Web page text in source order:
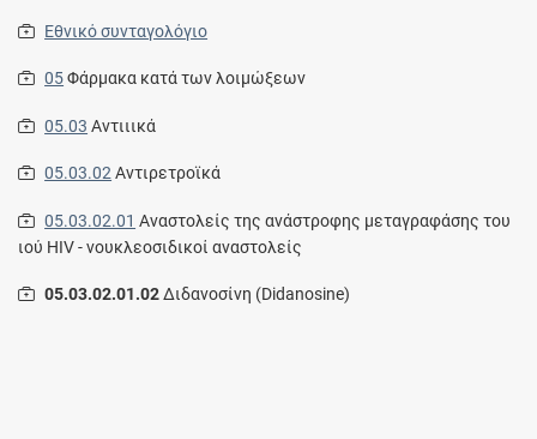
Εθνικό συνταγολόγιο
05Φάρμακα κατά των λοιμώξεων
05.03 Αντιιικά
05.03.02Αντιρετροϊκά
05.03.02.01 Αναστολείς της ανάστροφης μεταγραφάσης του
ιού HIV - νουκλεοσιδικοί αναστολείς
05.03.02.01.02Διδανοσίνη (Didanosine)